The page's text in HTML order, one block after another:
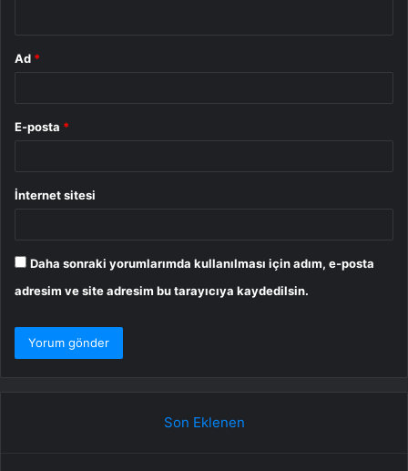
Ad *
E-posta *
İnternet sitesi
Daha sonraki yorumlarımda kullanılması için adım, e-posta
adresim ve site adresim bu tarayıcıya kaydedilsin.
Son Eklenen